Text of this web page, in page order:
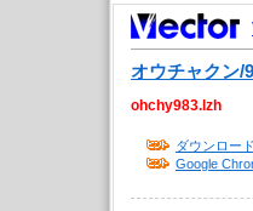
オウチャクン/
ohchy983.lzh
ダウンロー
Google